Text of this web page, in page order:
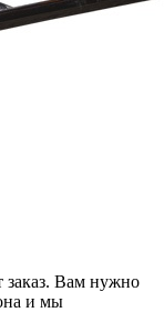
заказ. Вам нужно
и мы